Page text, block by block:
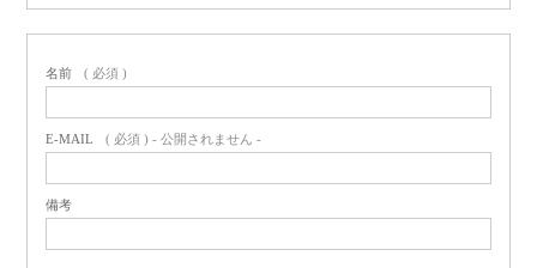
名前 ( 必須 )
E-MAIL ( 必須 ) - 公開されません -
備考